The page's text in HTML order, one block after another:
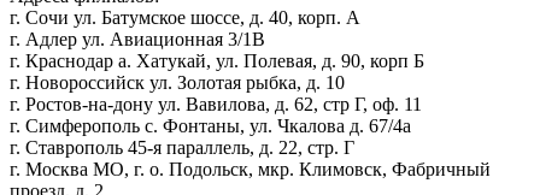
г. Сочи ул. Батумское шоссе, д. 40, корп. А
г. Адлер ул. Авиационная 3/1В
г. Краснодар а. Хатукай, ул. Полевая, д. 90, корп Б
г. Новороссийск ул. Золотая рыбка, д. 10
г. Ростов-на-дону ул. Вавилова, д. 62, стр Г, оф. 11
г. Симферополь с. Фонтаны, ул. Чкалова д. 67/4а
г. Ставрополь 45-я параллель, д. 22, стр. Г
г. Москва МО, г. о. Подольск, мкр. Климовск, Фабричный
проезд, д. 2